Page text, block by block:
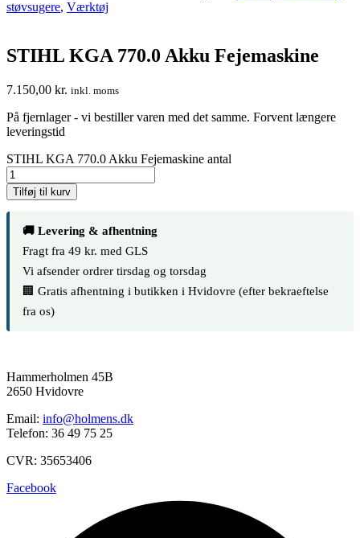
støvsugere, Værktøj
STIHL KGA 770.0 Akku Fejemaskine
7.150,00 kr. inkl. moms
På fjernlager - vi bestiller varen med det samme. Forvent længere
leveringstid
STIHL KGA 770.0 Akku Fejemaskine antal
Tilføj til kurv
🚚 Levering & afhentning
Fragt fra 49 kr. med GLS
Vi afsender ordrer tirsdag og torsdag
🏢 Gratis afhentning i butikken i Hvidovre (efter bekraeftelse
fra os)
Hammerholmen 45B
2650 Hvidovre
Email: info@holmens.dk
Telefon: 36 49 75 25
CVR: 35653406
Facebook